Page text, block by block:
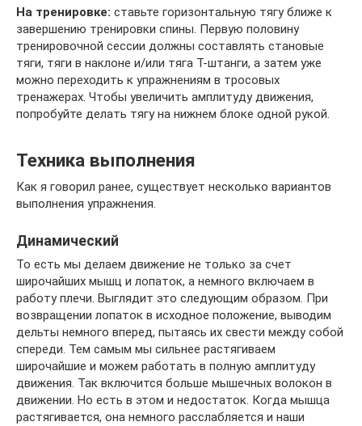
На тренировке: ставьте горизонтальную тягу ближе к
завершению тренировки спины. Первую половину
тренировочной сессии должны составлять становые
тяги, тяги в наклоне и/или тяга Т-штанги, а затем уже
можно переходить к упражнениям в тросовых
тренажерах. Чтобы увеличить амплитуду движения,
попробуйте делать тягу на нижнем блоке одной рукой.
Техника выполнения
Как я говорил ранее, существует несколько вариантов
выполнения упражнения.
Динамический
То есть мы делаем движение не только за счет
широчайших мышц и лопаток, а немного включаем в
работу плечи. Выглядит это следующим образом. При
возвращении лопаток в исходное положение, выводим
дельты немного вперед, пытаясь их свести между собой
спереди. Тем самым мы сильнее растягиваем
широчайшие и можем работать в полную амплитуду
движения. Так включится больше мышечных волокон в
движении. Но есть в этом и недостаток. Когда мышца
растягивается, она немного расслабляется и наши